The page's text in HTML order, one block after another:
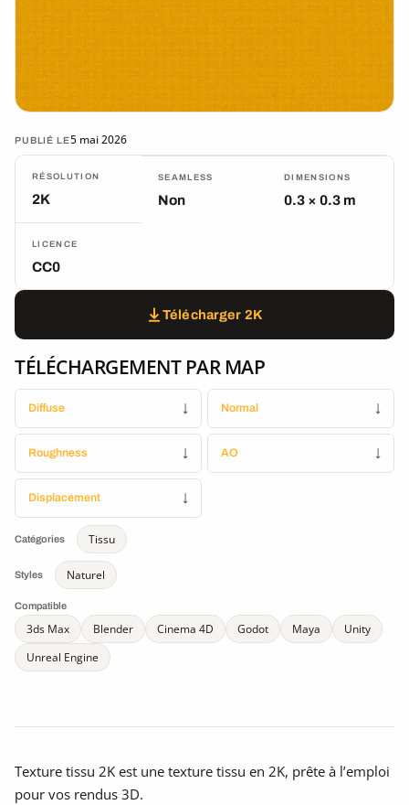
PUBLIÉ LE5 mai 2026
RÉSOLUTION
2K
SEAMLESS
Non
DIMENSIONS
0.3 × 0.3 m
LICENCE
CC0
Télécharger 2K
TÉLÉCHARGEMENT PAR MAP
Diffuse ↓ Normal ↓
Roughness ↓ AO ↓
Displacement ↓
Catégories Tissu
Styles Naturel
Compatible
3ds Max Blender Cinema 4D Godot Maya
Unity
Unreal Engine
Texture tissu 2K est une texture tissu en 2K, prête à l’emploi
pour vos rendus 3D.